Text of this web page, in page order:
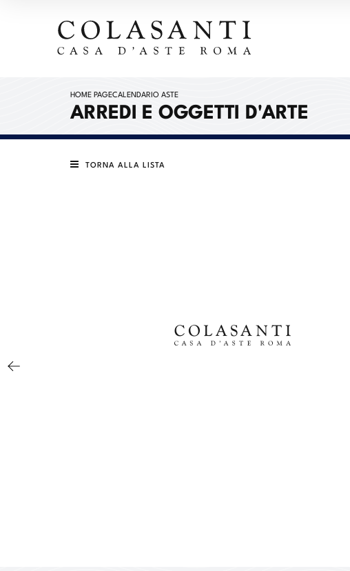
HOME PAGECALENDARIO ASTE
ARREDI E OGGETTI D'ARTE
TORNA ALLA LISTA